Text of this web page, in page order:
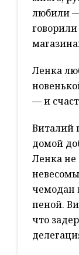
любили
Ленка
— и
Виталий
домой
Ленка не
чемодан
пеной.
что